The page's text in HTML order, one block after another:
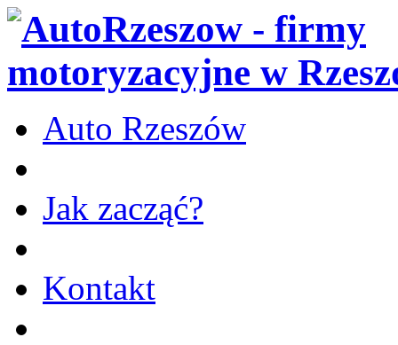
Auto Rzeszów
Jak zacząć?
Kontakt